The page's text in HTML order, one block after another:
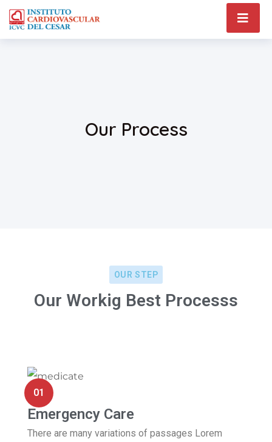
Our Process
OUR STEP
Our Workig Best Processs
01
Emergency Care
There are many variations of passages Lorem